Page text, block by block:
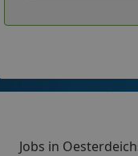
Jobs in